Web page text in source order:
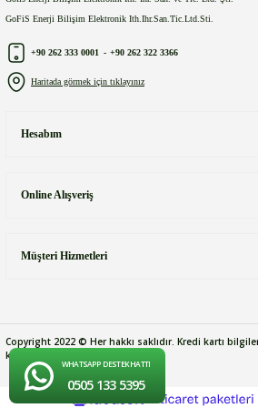
GoFiS Enerji Bilişim Elektronik Ith.Ihr.San.Tic.Ltd.Sti.
+90 262 333 0001 - +90 262 322 3366
Haritada görmek için tıklayınız
Hesabım
Online Alışveriş
Müşteri Hizmetleri
Copyright 2022 © Her hakkı saklıdır. Kredi kartı
korunmaktadır.
WHATSAPP DESTEK HATTI
0505 133 5395
ideasoft